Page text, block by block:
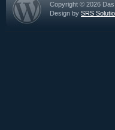
Copyright © 2026
Design by SRS